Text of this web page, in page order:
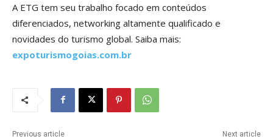
A ETG tem seu trabalho focado em conteúdos
diferenciados, networking altamente qualificado e
novidades do turismo global. Saiba mais:
expoturismogoias.com.br
Previous article Next article